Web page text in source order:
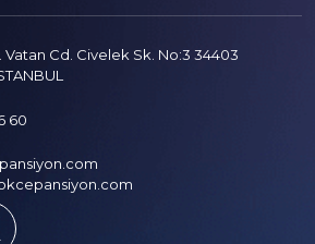
Vatan Cd. Civelek Sk. No:3 34403
60